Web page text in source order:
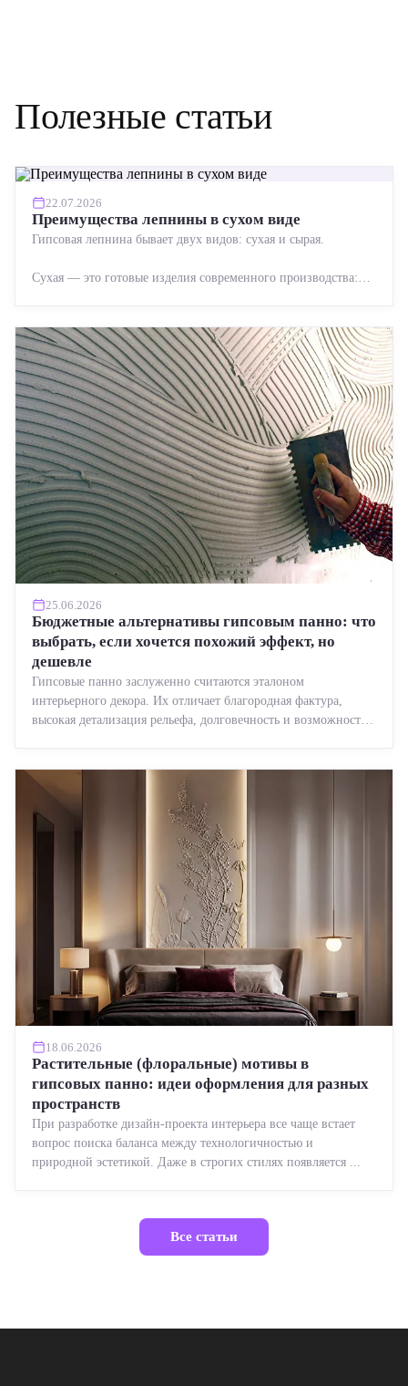
Полезные статьи
22.07.2026
Преимущества лепнины в сухом виде
Гипсовая лепнина бывает двух видов: сухая и сырая.
Сухая — это готовые изделия современного производства:
25.06.2026
Бюджетные альтернативы гипсовым панно: что
выбрать, если хочется похожий эффект, но
дешевле
Гипсовые панно заслуженно считаются эталоном
интерьерного декора. Их отличает благородная фактура,
высокая детализация рельефа, долговечность и возможность
18.06.2026
Растительные (флоральные) мотивы в
гипсовых панно: идеи оформления для разных
пространств
При разработке дизайн-проекта интерьера все чаще встает
вопрос поиска баланса между технологичностью и
природной эстетикой. Даже в строгих стилях появляется ...
Все статьи